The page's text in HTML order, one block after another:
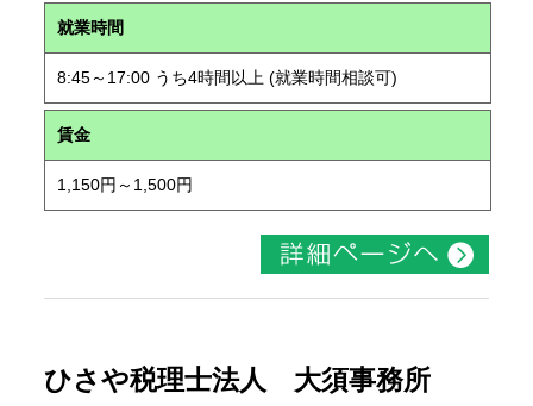
就業時間
8:45～17:00 うち4時間以上 (就業時間相談可)
賃金
1,150円～1,500円
ひさや税理士法人 大須事務所